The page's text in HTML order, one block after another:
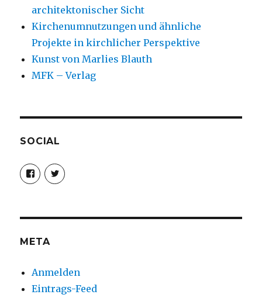
architektonischer Sicht
Kirchenumnutzungen und ähnliche
Projekte in kirchlicher Perspektive
Kunst von Marlies Blauth
MFK – Verlag
SOCIAL
Profil
von
christoph.fleischer1
anzeigen
Profil
von
ChristophFl
anzeigen
META
Anmelden
Eintrags-Feed